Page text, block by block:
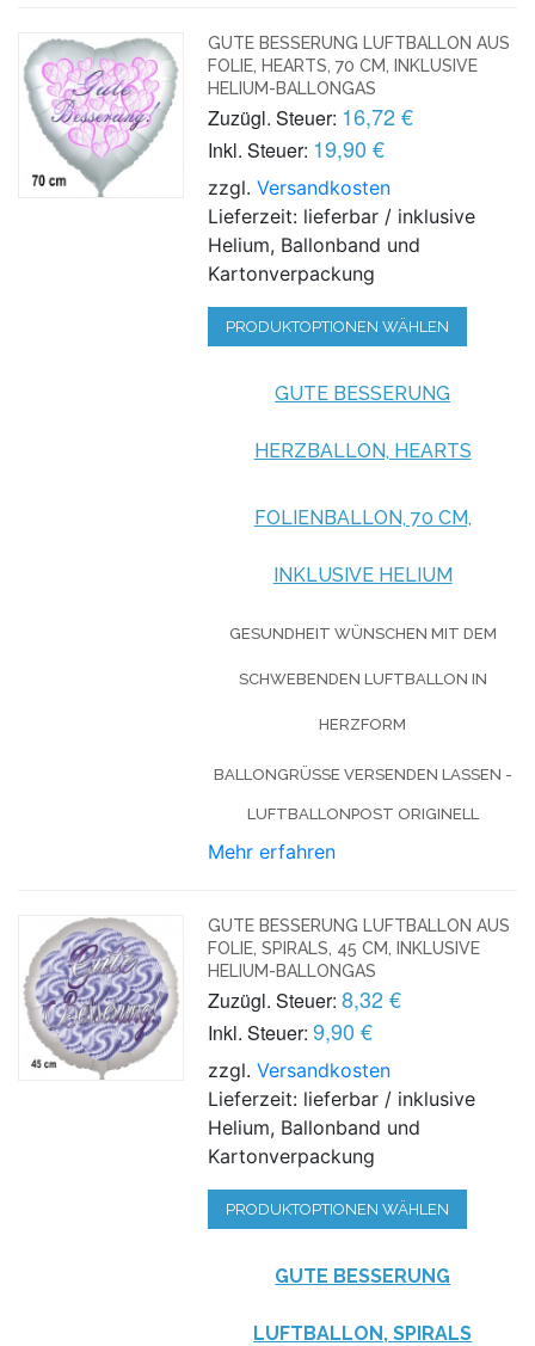
GUTE BESSERUNG LUFTBALLON AUS
FOLIE, HEARTS, 70 CM, INKLUSIVE
HELIUM-BALLONGAS
Zuzügl. Steuer: 16,72 €
Inkl. Steuer: 19,90 €
zzgl.Versandkosten
Lieferzeit: lieferbar / inklusive
Helium, Ballonband und
Kartonverpackung
PRODUKTOPTIONEN WÄHLEN
GUTE BESSERUNG
HERZBALLON, HEARTS
FOLIENBALLON, 70 CM,
INKLUSIVE HELIUM
GESUNDHEIT WÜNSCHEN MIT DEM
SCHWEBENDEN LUFTBALLON IN
HERZFORM
BALLONGRÜSSE VERSENDEN LASSEN - L
UFTBALLONPOST ORIGINELL
Mehr erfahren
GUTE BESSERUNG LUFTBALLON AUS
FOLIE, SPIRALS, 45 CM, INKLUSIVE
HELIUM-BALLONGAS
Zuzügl. Steuer: 8,32 €
Inkl. Steuer: 9,90 €
zzgl.Versandkosten
Lieferzeit: lieferbar / inklusive
Helium, Ballonband und
Kartonverpackung
PRODUKTOPTIONEN WÄHLEN
GUTE BESSERUNG
LUFTBALLON, SPIRALS